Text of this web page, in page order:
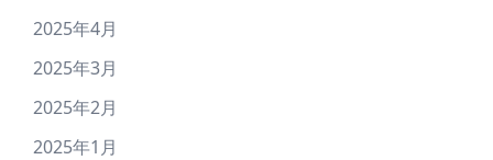
2025年4月
2025年3月
2025年2月
2025年1月